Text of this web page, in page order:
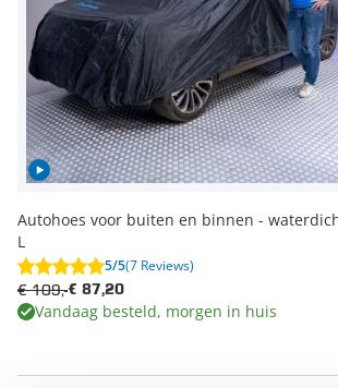
Autohoes voor buiten en binnen -
L
5/5(7 Reviews)
€ 87,20
€ 109,-
Vandaag besteld, morgen in huis